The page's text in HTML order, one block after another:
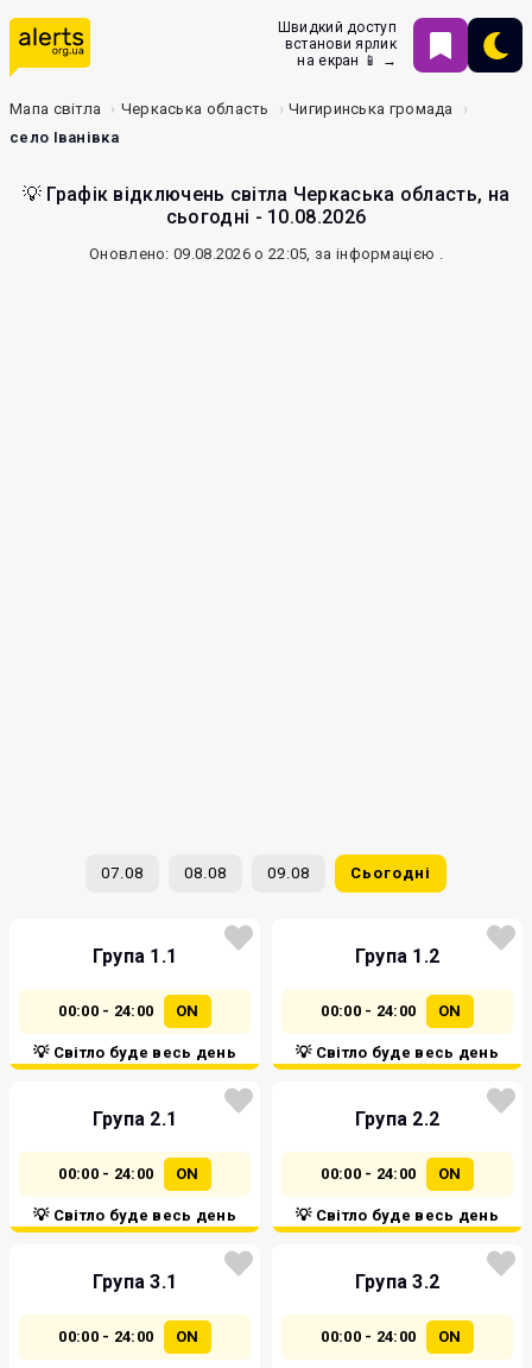
Швидкий доступ
встанови ярлик
на екран 📱 →
Мапа світла Черкаська область
Чигиринська громада
село Іванівка
💡 Графік відключень світла Черкаська область, на
сьогодні - 10.08.2026
Оновлено: 09.08.2026 о 22:05, за інформацією .
07.08 08.08 09.08 Сьогодні
Група 1.1
00:00 - 24:00 ON
💡 Світло буде весь день
Група 1.2
00:00 - 24:00 ON
💡 Світло буде весь день
Група 2.1
00:00 - 24:00 ON
💡 Світло буде весь день
Група 2.2
00:00 - 24:00 ON
💡 Світло буде весь день
Група 3.1
00:00 - 24:00 ON
Група 3.2
00:00 - 24:00 ON